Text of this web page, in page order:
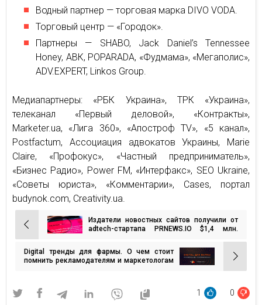
Водный партнер — торговая марка DIVO VODA.
Торговый центр — «Городок».
Партнеры — SHABO, Jack Daniel’s Tennessee
Honey, АВК, POPARADA, «Фудмама», «Мегаполис»,
ADV.EXPERT, Linkos Group.
Медиапартнеры: «РБК Украина», ТРК «Украина»,
телеканал «Первый деловой», «Контракты»,
Marketer.ua, «Лига 360», «Апостроф TV», «5 канал»,
Postfactum, Ассоциация адвокатов Украины, Marie
Claire, «Профокус», «Частный предприниматель»,
«Бизнес Радио», Power FM, «Интерфакс», SEO Ukraine,
«Советы юриста», «Комментарии», Cases, портал
budynok.com, Creativity.ua.
Навигация
по
записям
Издатели новостных сайтов получили от
adtech-стартапа PRNEWS.IO $1,4 млн.
Digital тренды для фармы. О чем стоит
помнить рекламодателям и маркетологам
1 0